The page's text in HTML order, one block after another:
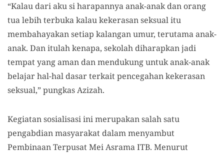
“Kalau dari aku si harapannya anak-anak dan orang
tua lebih terbuka kalau kekerasan seksual itu
membahayakan setiap kalangan umur, terutama anak-
anak. Dan itulah kenapa, sekolah diharapkan jadi
tempat yang aman dan mendukung untuk anak-anak
belajar hal-hal dasar terkait pencegahan kekerasan
seksual,” pungkas Azizah.
Kegiatan sosialisasi ini merupakan salah satu
pengabdian masyarakat dalam menyambut
Pembinaan Terpusat Mei Asrama ITB. Menurut